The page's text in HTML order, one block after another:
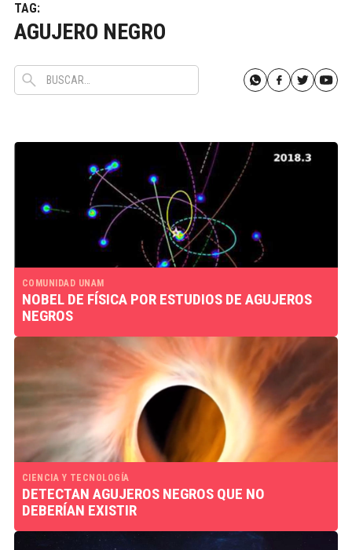
TAG:
AGUJERO NEGRO
COMUNIDAD UNAM
NOBEL DE FÍSICA POR ESTUDIOS DE AGUJEROS
NEGROS
CIENCIA Y TECNOLOGÍA
DETECTAN AGUJEROS NEGROS QUE NO
DEBERÍAN EXISTIR